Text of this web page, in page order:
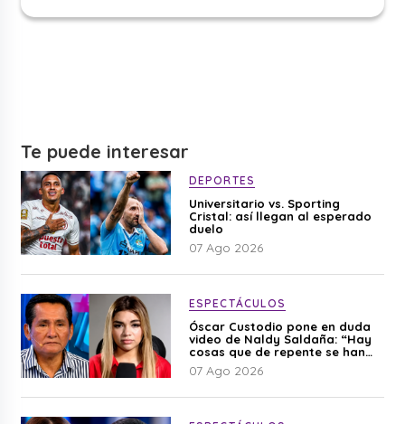
Te puede interesar
DEPORTES
Universitario vs. Sporting
Cristal: así llegan al esperado
duelo
07 Ago 2026
ESPECTÁCULOS
Óscar Custodio pone en duda
video de Naldy Saldaña: “Hay
cosas que de repente se han
editado”
07 Ago 2026